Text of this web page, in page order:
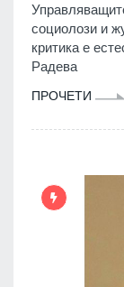
социолози и
критика е
Радева
ПРОЧЕТИ